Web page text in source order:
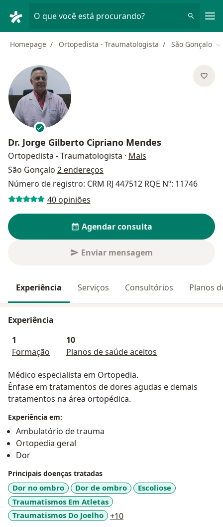
O que você está procurando?
Homepage Ortopedista - Traumatologista São Gonçalo
Dr. Jorge Gilberto Cipriano Mendes
Ortopedista - Traumatologista · Mais
São Gonçalo 2 endereços
Número de registro: CRM RJ 447512 RQE Nº: 11746
40 opiniões
Agendar consulta
Enviar mensagem
Experiência Serviços Consultórios Planos
Experiência
1
Formação
10
Planos de saúde aceitos
Médico especialista em Ortopedia.
Ênfase em tratamentos de dores agudas e demais
tratamentos na área ortopédica.
Experiência em:
Ambulatório de trauma
Ortopedia geral
Dor
Principais doenças tratadas
Dor no ombro Dor de ombro
Escoliose
Traumatismos Em Atletas
Traumatismos Do Joelho
+10a11y_sr_more_diseases